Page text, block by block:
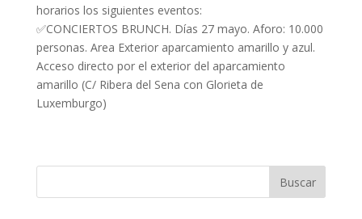
horarios los siguientes eventos:
✅CONCIERTOS BRUNCH. Días 27 mayo. Aforo: 10.000
personas. Area Exterior aparcamiento amarillo y azul.
Acceso directo por el exterior del aparcamiento
amarillo (C/ Ribera del Sena con Glorieta de
Luxemburgo)